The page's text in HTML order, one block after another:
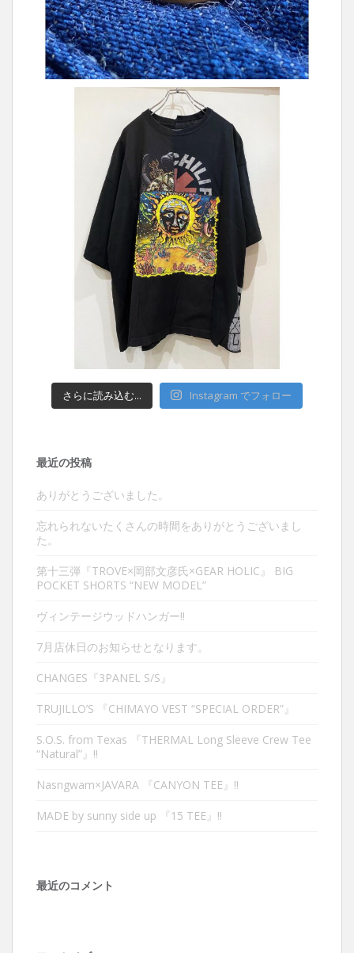
さらに読み込む... Instagram でフォロー
最近の投稿
ありがとうございました。
忘れられないたくさんの時間をありがとうございまし
た。
第十三弾『TROVE×岡部文彦氏×GEAR HOLIC』 BIG
POCKET SHORTS “NEW MODEL”
ヴィンテージウッドハンガー‼︎
7月店休日のお知らせとなります。
CHANGES『3PANEL S/S』
TRUJILLO’S 『CHIMAYO VEST “SPECIAL ORDER”』
S.O.S. from Texas 『THERMAL Long Sleeve Crew Tee
“Natural”』‼︎
Nasngwam×JAVARA 『CANYON TEE』‼︎
MADE by sunny side up 『15 TEE』‼︎
最近のコメント